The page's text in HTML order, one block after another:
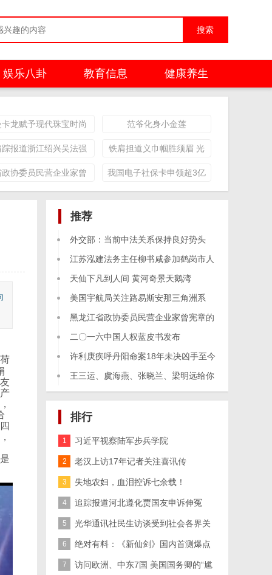
娱乐八卦 教育信息 健康养生
卡龙赋予现代珠宝时尚
范爷化身小金莲
踪报道浙江绍兴吴法强
铁肩担道义巾帼胜须眉 光
政协委员民营企业家曾
16年坎坷维权喜胜诉
我国电子社保卡申领超3亿
张 22个城市可扫码乘车
推荐
外交部：当前中法关系保持良好势头
江苏泓建法务主任柳书咸参加鹤岗市人
大
天仙下凡到人间 黄河奇景天鹅湾
美国宇航局关注路易斯安那三角洲系
统，
黑龙江省政协委员民营企业家曾宪章的
故
二〇一六中国人权蓝皮书发布
许利庚疾呼丹阳命案18年未决凶手至今
逍
王三运、虞海燕、张晓兰、梁明远给你
排行
1 习近平视察陆军步兵学院
2 老汉上访17年记者关注喜讯传
3 失地农妇，血泪控诉七余载！
4 追踪报道河北遵化贾国友申诉伸冤
5 光华通讯社民生访谈受到社会各界关
注
6 绝对有料：《新仙剑》国内首测爆点
十足
7 访问欧洲、中东7国 美国国务卿的“尴